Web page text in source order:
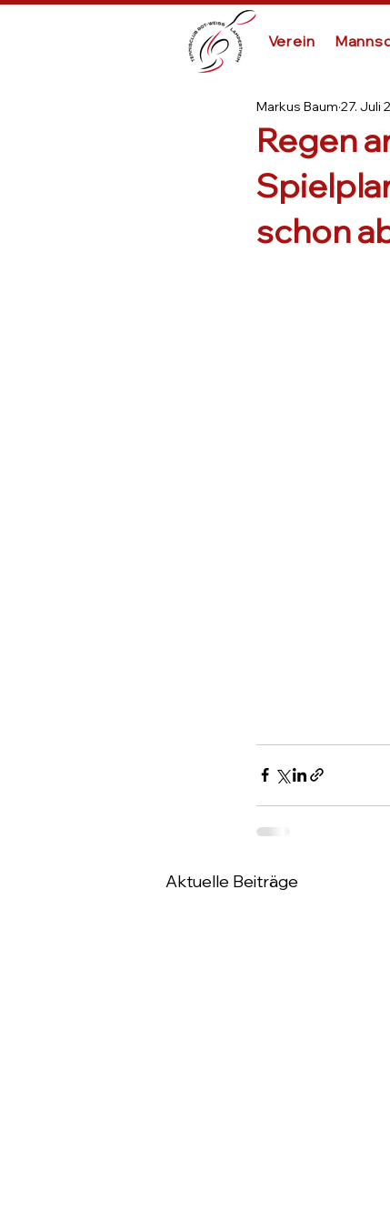
Verein
Regen
schon
Markus Baum 27. Juli
Aktuelle Beiträge